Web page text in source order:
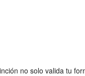
no solo valida tu